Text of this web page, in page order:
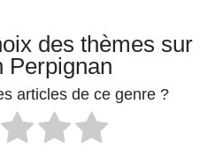
des thèmes sur
Perpignan
articles de ce genre ?